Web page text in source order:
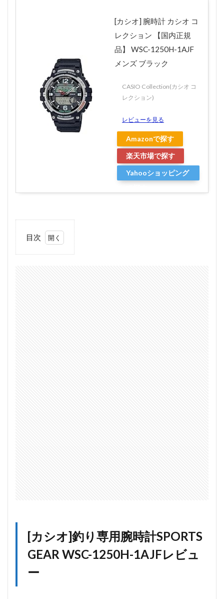
[カシオ] 腕時計 カシオ コ
レクション 【国内正規
品】 WSC-1250H-1AJF
メンズ ブラック
CASIO Collection(カシオ コ
レクション)
レビューを見る
Amazonで探す
楽天市場で探す
Yahooショッピング
目次
[カシオ]釣り専用腕時計SPORTS
GEAR WSC-1250H-1AJFレビュ
ー